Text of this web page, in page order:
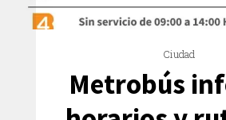
Ciudad
Metrobús